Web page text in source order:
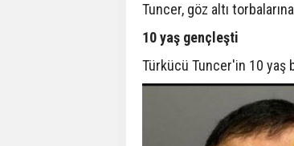
Tuncer, göz altı
10 yaş gençleşti
Türkücü Tuncer'in 10 yaş